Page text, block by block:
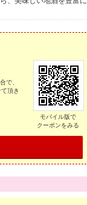
で、
頂き
モバイル版で
クーポンをみる